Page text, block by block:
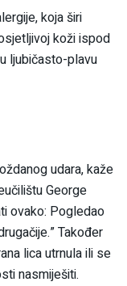
koja širi
koži ispod
ljubičasto-plavu
udara, kaže
George
ovako: Pogledao
Također
lica utrnula ili se
nasmiješiti.